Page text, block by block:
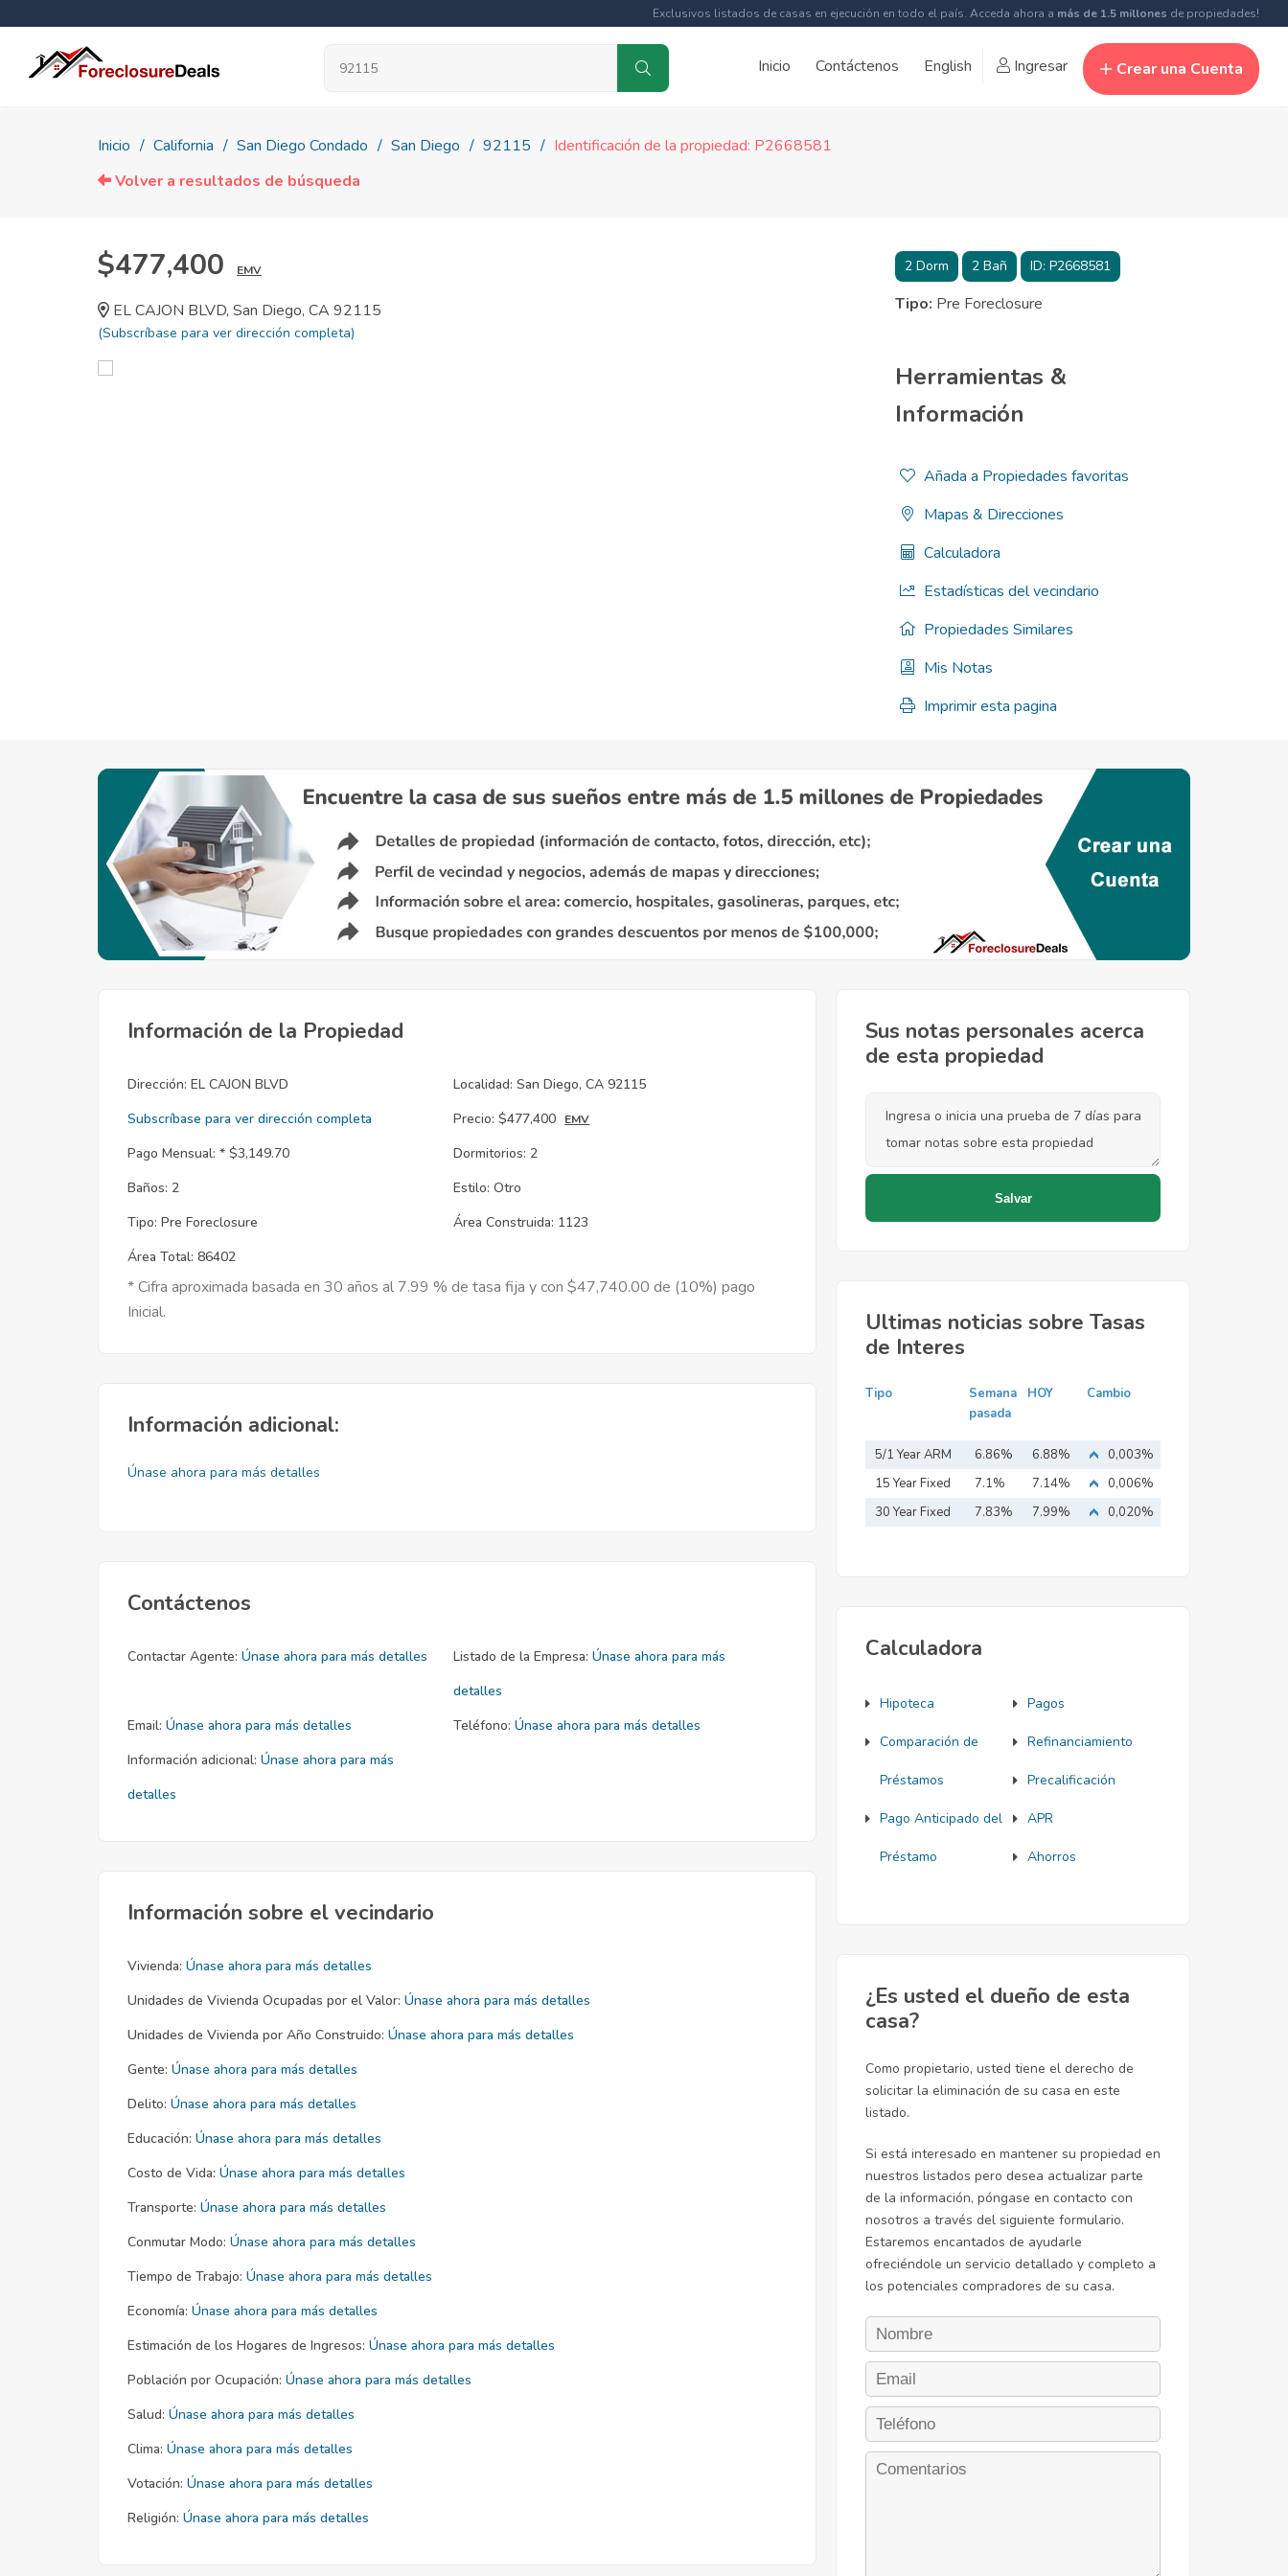
Exclusivos listados de casas en ejecución en todo el país. Acceda ahora a más de 1.5 millones de propiedades!
Inicio Contáctenos English Ingresar Crear una Cuenta
Inicio California San Diego Condado San Diego 92115
Identificación de la propiedad: P2668581
Volver a resultados de búsqueda
$477,400 EMV
EL CAJON BLVD, San Diego, CA 92115
(Subscríbase para ver dirección completa)
2Dorm 2Bañ ID: P2668581
Tipo: Pre Foreclosure
Herramientas &
Información
Añada a Propiedades favoritas
Mapas & Direcciones
Calculadora
Estadísticas del vecindario
Propiedades Similares
Mis Notas
Imprimir esta pagina
Información de la Propiedad
Dirección: EL CAJON BLVD
Subscríbase para ver dirección completa
Localidad: San Diego, CA 92115
Precio: $477,400 EMV
Pago Mensual: * $3,149.70 Dormitorios: 2
Baños: 2 Estilo: Otro
Tipo: Pre Foreclosure Área Construida: 1123
Área Total: 86402
* Cifra aproximada basada en 30 años al 7.99 % de tasa fija y con $47,740.00 de (10%) pago
Inicial.
Información adicional:
Únase ahora para más detalles
Contáctenos
Contactar Agente: Únase ahora para más detalles Listado de la Empresa: Únase ahora para más
detalles
Email: Únase ahora para más detalles Teléfono: Únase ahora para más detalles
Información adicional: Únase ahora para más
detalles
Información sobre el vecindario
Vivienda: Únase ahora para más detalles
Unidades de Vivienda Ocupadas por el Valor: Únase ahora para más detalles
Unidades de Vivienda por Año Construido: Únase ahora para más detalles
Gente: Únase ahora para más detalles
Delito: Únase ahora para más detalles
Educación: Únase ahora para más detalles
Costo de Vida: Únase ahora para más detalles
Transporte: Únase ahora para más detalles
Conmutar Modo: Únase ahora para más detalles
Tiempo de Trabajo: Únase ahora para más detalles
Economía: Únase ahora para más detalles
Estimación de los Hogares de Ingresos: Únase ahora para más detalles
Población por Ocupación: Únase ahora para más detalles
Salud: Únase ahora para más detalles
Clima: Únase ahora para más detalles
Votación: Únase ahora para más detalles
Religión: Únase ahora para más detalles
Sus notas personales acerca
de esta propiedad
Ultimas noticias sobre Tasas
de Interes
Tipo
Semana
pasada
HOY Cambio
5/1 Year ARM 6.86% 6.88%
0,003%
15 Year Fixed
Mortgage
7.1% 7.14%
0,006%
30 Year Fixed
7.83% 7.99% 0,020%
Calculadora
Hipoteca Pagos
Comparación de
Préstamos
Refinanciamiento
Precalificación
Pago Anticipado del
Préstamo
APR
Ahorros
¿Es usted el dueño de esta
casa?
Como propietario, usted tiene el derecho de
solicitar la eliminación de su casa en este
listado.
Si está interesado en mantener su propiedad en
nuestros listados pero desea actualizar parte
de la información, póngase en contacto con
nosotros a través del siguiente formulario.
Estaremos encantados de ayudarle
ofreciéndole un servicio detallado y completo a
los potenciales compradores de su casa.